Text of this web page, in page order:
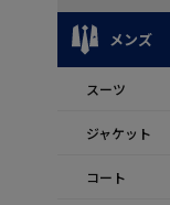
メンズ
スーツ
ジャケット
コート